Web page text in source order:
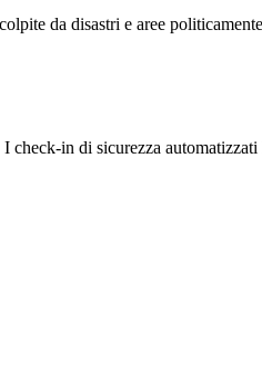
da disastri e aree
in di sicurezza